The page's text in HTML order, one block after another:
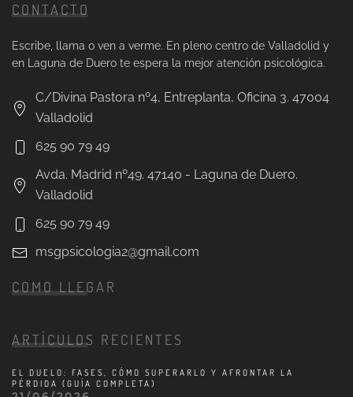
CONTACTO
Escribe, llama o ven a verme. En pleno centro de Valladolid y
en Laguna de Duero te espera la mejor atención psicológica.
C/Divina Pastora nº4, Entreplanta, Oficina 3. 47004
Valladolid
625 90 79 49
Avda. Madrid nº49. 47140 - Laguna de Duero.
Valladolid
625 90 79 49
msgpsicologia2@gmail.com
COMO LLEGAR
+
ARTÍCULOS RECIENTES
EL DUELO: FASES, CÓMO SUPERARLO Y AFRONTAR LA
PÉRDIDA (GUÍA COMPLETA)